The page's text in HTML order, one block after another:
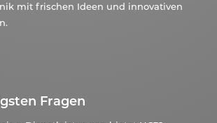
mit frischen Ideen und innovativen
Fragen